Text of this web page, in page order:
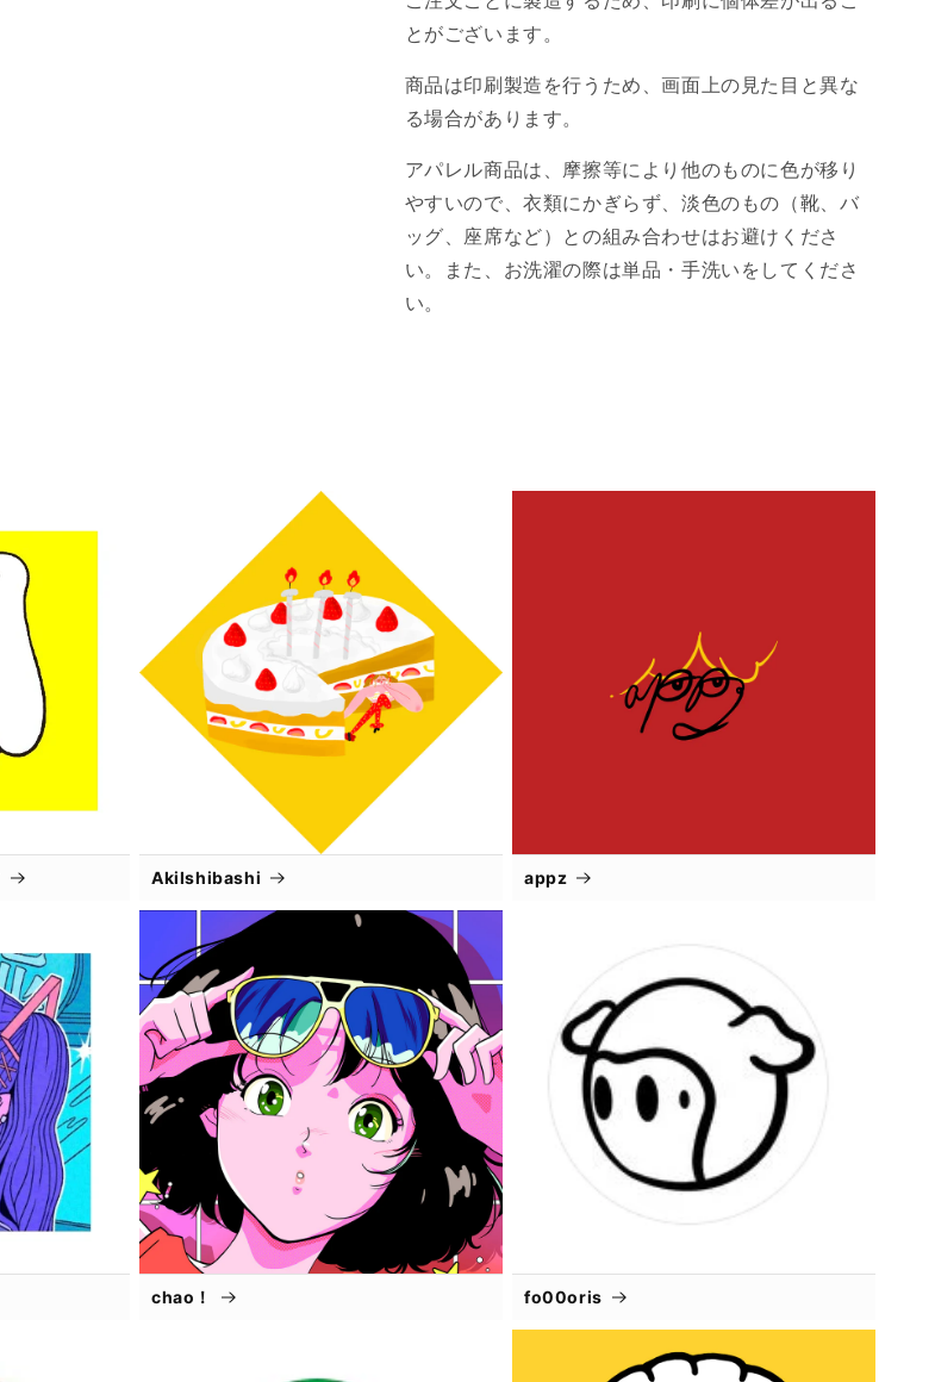
とがございます。
商品は印刷製造を行うため、画面上の見た目と異な
る場合があります。
アパレル商品は、摩擦等により他のものに色が移り
やすいので、衣類にかぎらず、淡色のもの（靴、バ
ッグ、座席など）との組み合わせはお避けくださ
い。また、お洗濯の際は単品・手洗いをしてくださ
い。
AkiIshibashi appz
chao！ fo00oris